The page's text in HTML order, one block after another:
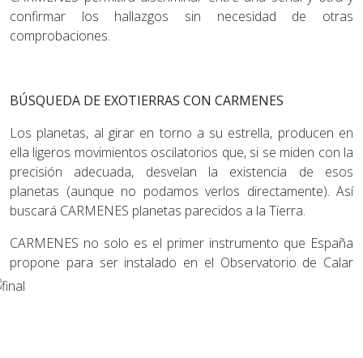
confirmar los hallazgos sin necesidad de otras
comprobaciones.
BÚSQUEDA DE EXOTIERRAS CON CARMENES
Los planetas, al girar en torno a su estrella, producen en
ella ligeros movimientos oscilatorios que, si se miden con la
precisión adecuada, desvelan la existencia de esos
planetas (aunque no podamos verlos directamente). Así
buscará CARMENES planetas parecidos a la Tierra.
CARMENES no solo es el primer instrumento que España
propone para ser instalado en el Observatorio de Calar